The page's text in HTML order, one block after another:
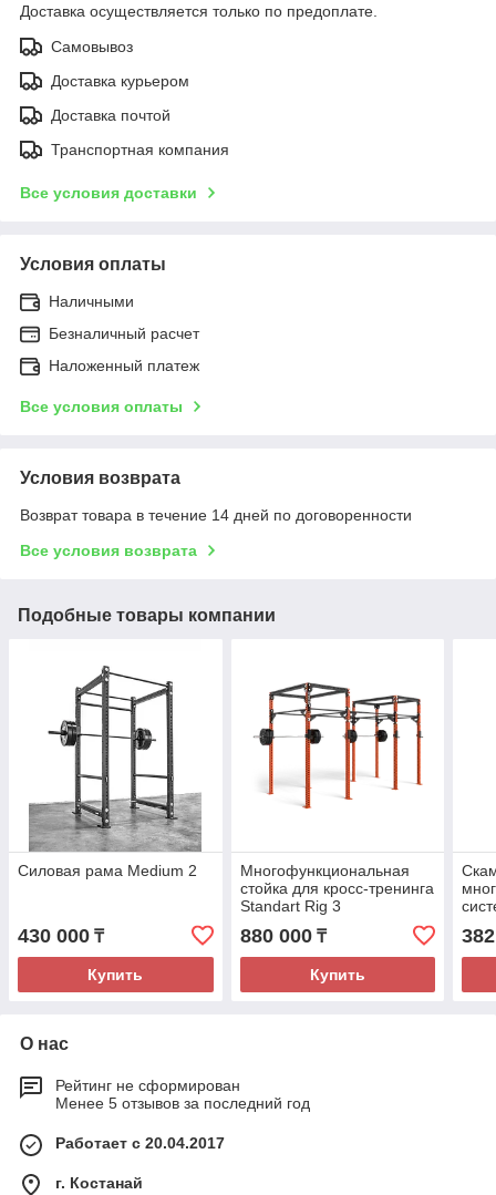
Доставка осуществляется только по предоплате.
Самовывоз
Доставка курьером
Доставка почтой
Транспортная компания
Все условия доставки
Условия оплаты
Наличными
Безналичный расчет
Наложенный платеж
Все условия оплаты
Условия возврата
Возврат товара в течение 14 дней по договоренности
Все условия возврата
Подобные товары компании
Силовая рама Medium 2
430 000 ₸
Купить
Многофункциональная
стойка для кросс-тренинга
Standart Rig 3
880 000₸
Купить
О нас
Рейтинг не сформирован
Менее 5 отзывов за последний год
Работает с 20.04.2017
г. Костанай